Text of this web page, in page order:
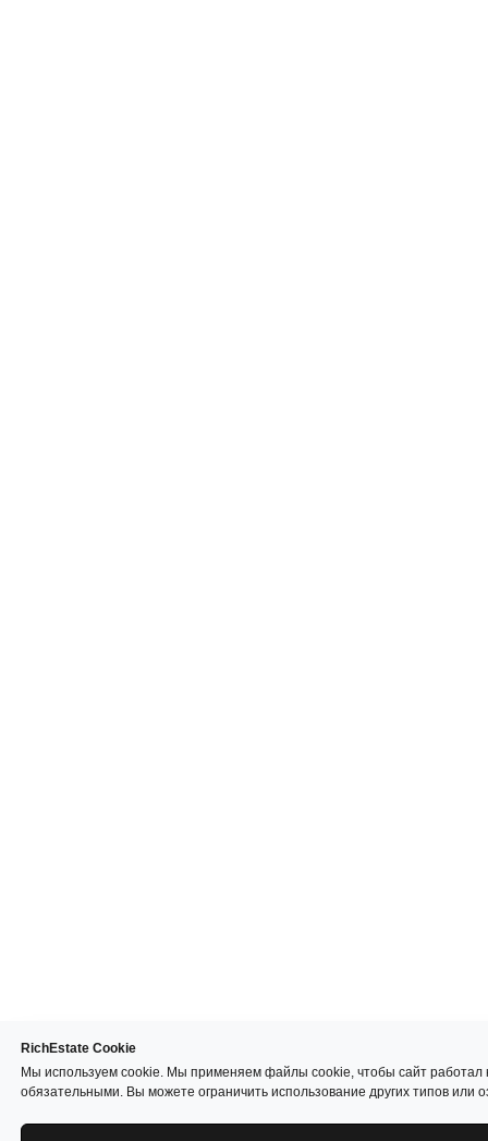
RichEstate Cookie
Мы используем cookie. Мы применяем файлы cookie, чтобы сайт работал
обязательными. Вы можете ограничить использование других типов